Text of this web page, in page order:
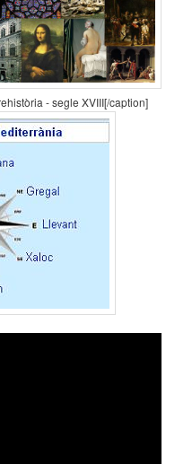
- segle XVIII[/caption]